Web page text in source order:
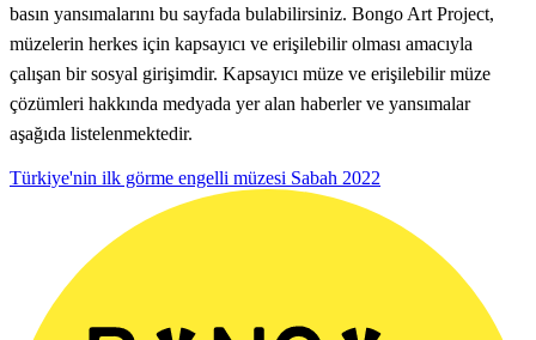
basın yansımalarını bu sayfada bulabilirsiniz. Bongo Art Project,
müzelerin herkes için kapsayıcı ve erişilebilir olması amacıyla
çalışan bir sosyal girişimdir. Kapsayıcı müze ve erişilebilir müze
çözümleri hakkında medyada yer alan haberler ve yansımalar
aşağıda listelenmektedir.
Türkiye'nin ilk görme engelli müzesi Sabah 2022